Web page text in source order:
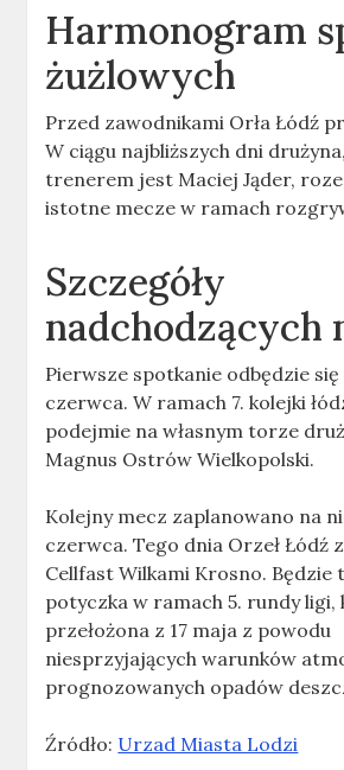
Harmonogram
żużlowych
Przed zawodnikami Orła Łódź
W ciągu najbliższych dni
trenerem jest Maciej Jąder,
istotne mecze w ramach
Szczegóły
nadchodzących
Pierwsze spotkanie odbędzie
czerwca. W ramach 7. kolejki
podejmie na własnym torze
Magnus Ostrów Wielkopolski.
Kolejny mecz zaplanowano na
czerwca. Tego dnia Orzeł Łódź
Cellfast Wilkami Krosno. Będzie
potyczka w ramach 5. rundy ligi,
przełożona z 17 maja z powodu
niesprzyjających warunków
prognozowanych opadów
Źródło: Urzad Miasta Lodzi